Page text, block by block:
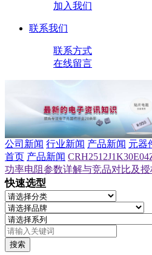
加入我们
联系我们
联系方式
在线留言
公司新闻 行业新闻 产品新闻 元器
首页 产品新闻
功率电阻参数详解与竞品对比及
快速选型
搜索